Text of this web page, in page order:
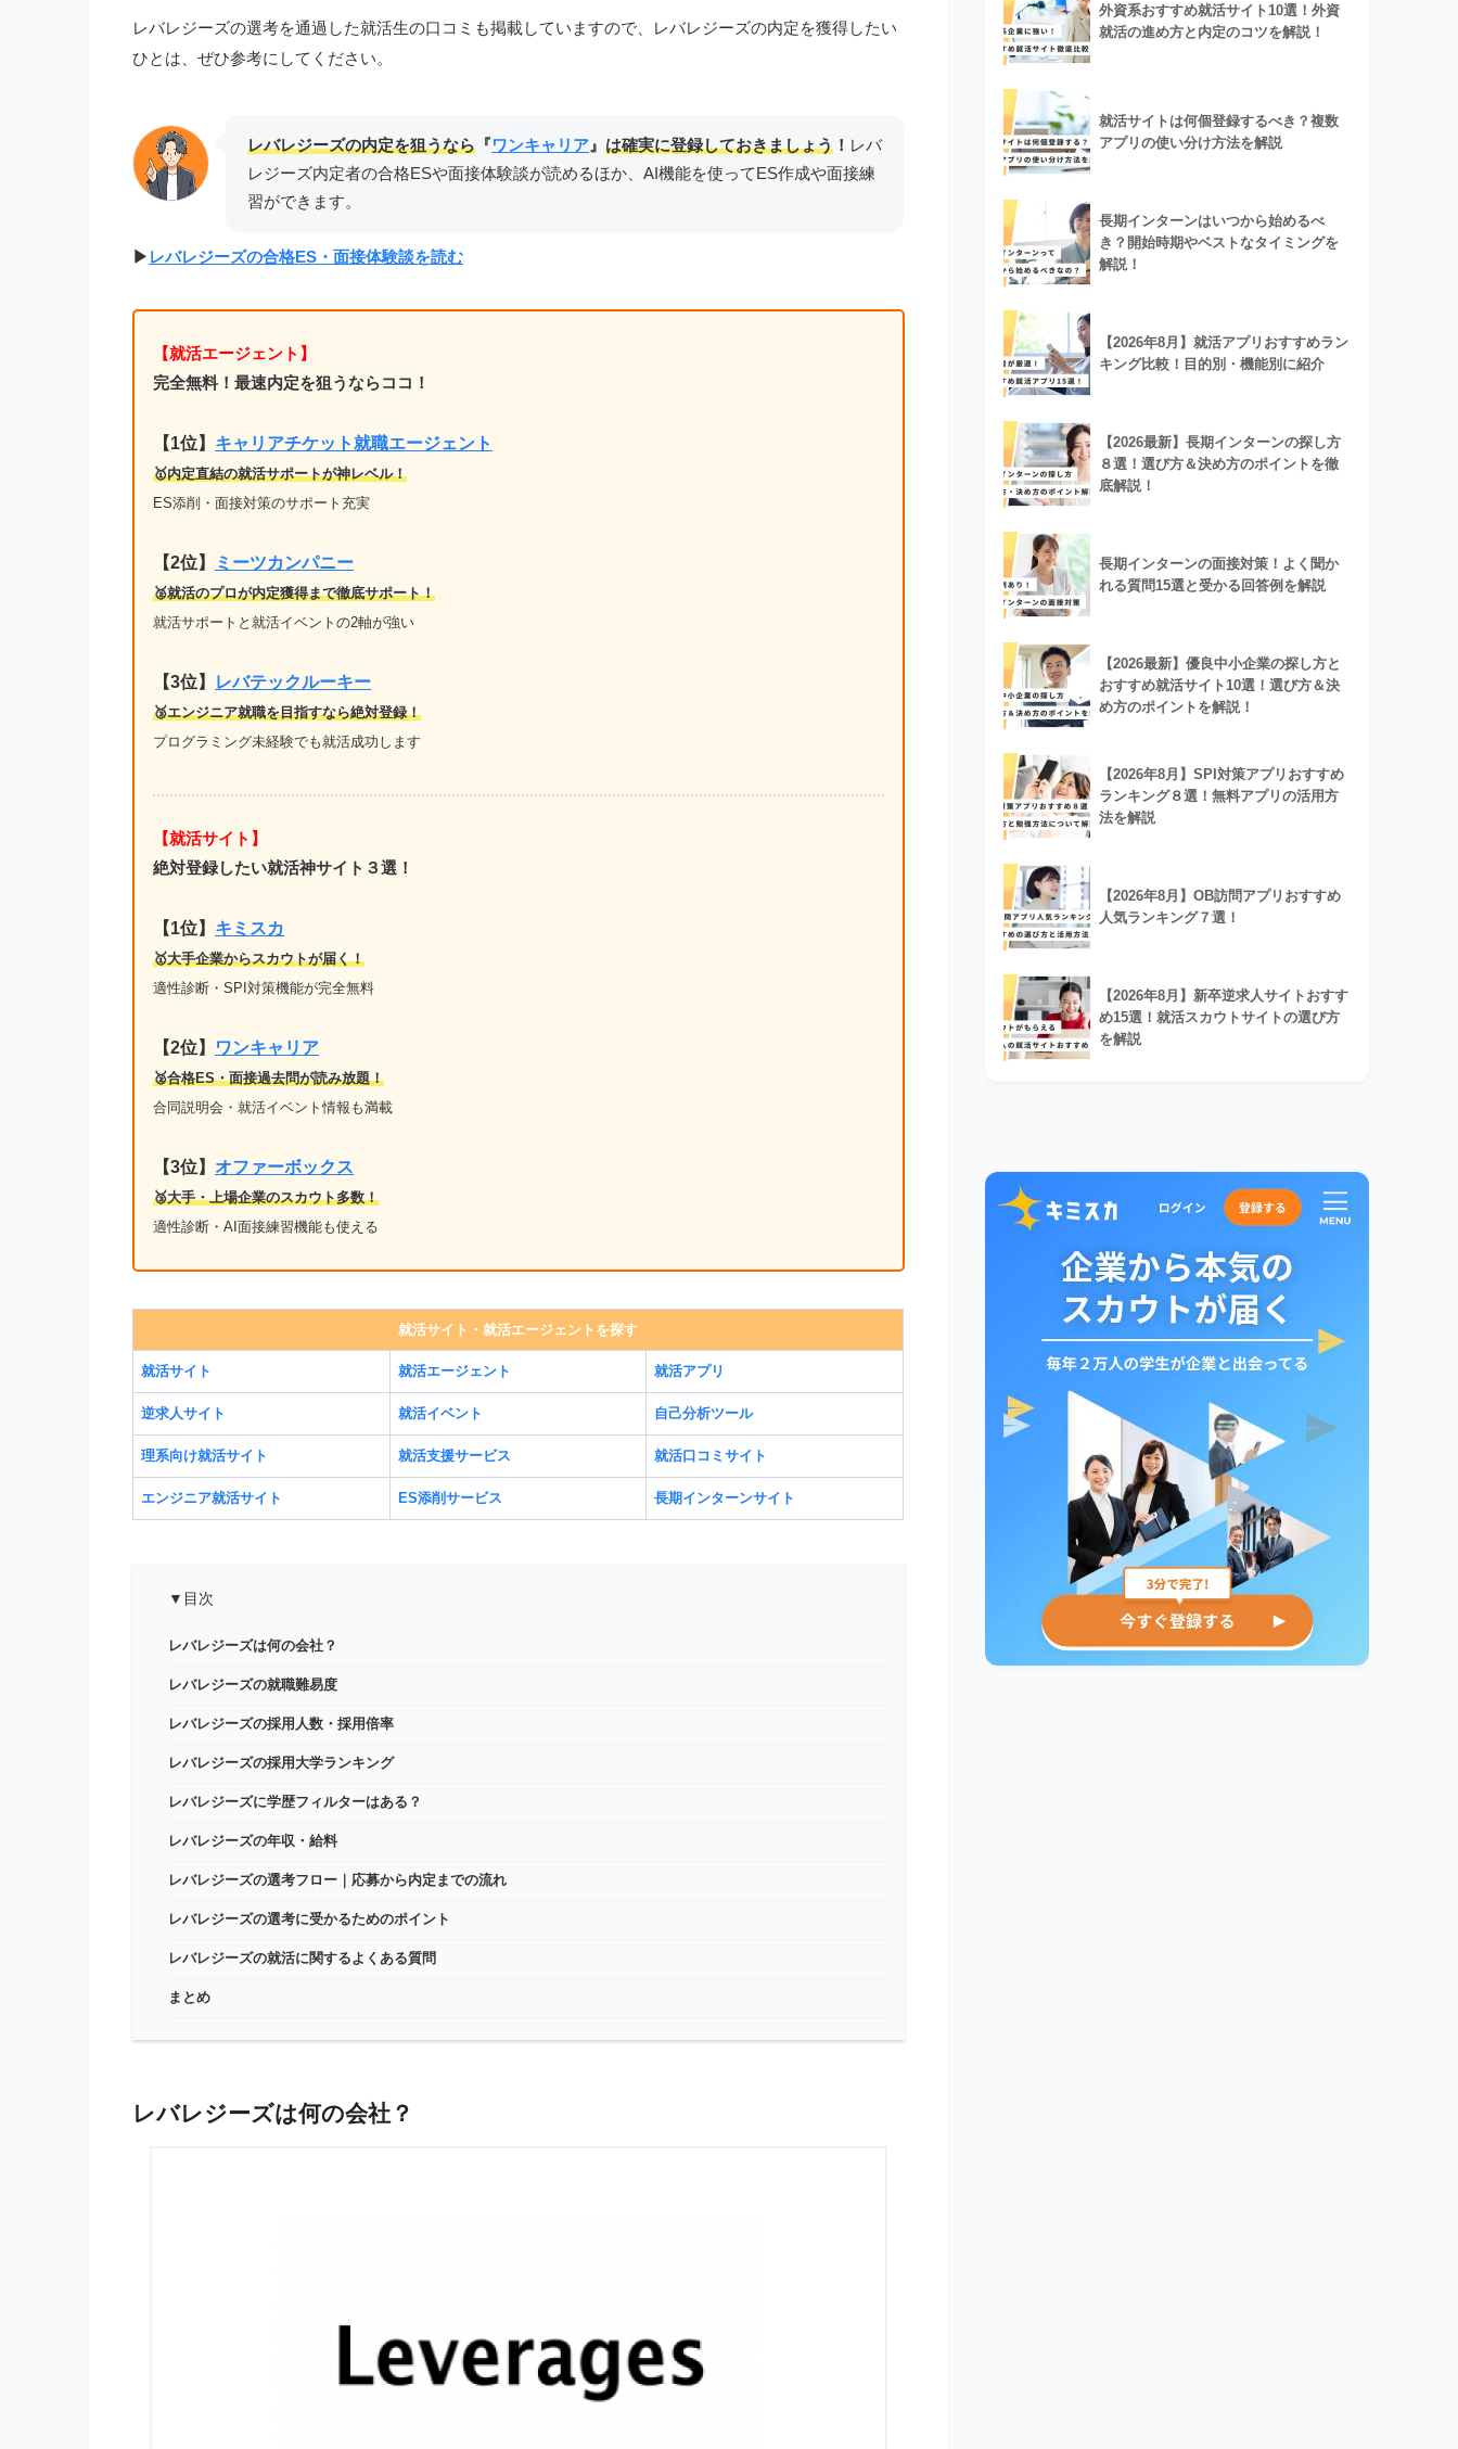
レバレジーズの選考を通過した就活生の口コミも掲載していますので、レバレジーズの内定を獲得したい
ひとは、ぜひ参考にしてください。
レバレジーズの内定を狙うなら 『ワンキャリア』 は確実に登録しておきましょう ！ レバ
レジーズ内定者の合格ESや面接体験談が読めるほか、AI機能を使ってES作成や面接練
習ができます。
▶︎ レバレジーズの合格ES・面接体験談を読む
【就活エージェント】
完全無料！最速内定を狙うならココ！
【1位】 キャリアチケット就職エージェント
🥇内定直結の就活サポートが神レベル！
ES添削・面接対策のサポート充実
【2位】 ミーツカンパニー
🥈就活のプロが内定獲得まで徹底サポート！
就活サポートと就活イベントの2軸が強い
【3位】 レバテックルーキー
🥉エンジニア就職を目指すなら絶対登録！
プログラミング未経験でも就活成功します
【就活サイト】
絶対登録したい就活神サイト３選！
【1位】 キミスカ
🥇大手企業からスカウトが届く！
適性診断・SPI対策機能が完全無料
【2位】 ワンキャリア
🥈合格ES・面接過去問が読み放題！
合同説明会・就活イベント情報も満載
【3位】 オファーボックス
🥉大手・上場企業のスカウト多数！
適性診断・AI面接練習機能も使える
就活サイト・就活エージェントを探す
就活サイト 就活エージェント 就活アプリ
逆求人サイト 就活イベント 自己分析ツール
理系向け就活サイト 就活支援サービス 就活口コミサイト
エンジニア就活サイト ES添削サービス 長期インターンサイト
▼目次
レバレジーズは何の会社？
レバレジーズの就職難易度
レバレジーズの採用人数・採用倍率
レバレジーズの採用大学ランキング
レバレジーズに学歴フィルターはある？
レバレジーズの年収・給料
レバレジーズの選考フロー｜応募から内定までの流れ
レバレジーズの選考に受かるためのポイント
レバレジーズの就活に関するよくある質問
まとめ
レバレジーズは何の会社？
外資系おすすめ就活サイト10選！外資
就活の進め方と内定のコツを解説！
就活サイトは何個登録するべき？複数
アプリの使い分け方法を解説
長期インターンはいつから始めるべ
き？開始時期やベストなタイミングを
解説！
【2026年8月】就活アプリおすすめラン
キング比較！目的別・機能別に紹介
【2026最新】長期インターンの探し方
８選！選び方＆決め方のポイントを徹
底解説！
長期インターンの面接対策！よく聞か
れる質問15選と受かる回答例を解説
【2026最新】優良中小企業の探し方と
おすすめ就活サイト10選！選び方＆決
め方のポイントを解説！
【2026年8月】SPI対策アプリおすすめ
ランキング８選！無料アプリの活用方
法を解説
【2026年8月】OB訪問アプリおすすめ
人気ランキング７選！
【2026年8月】新卒逆求人サイトおすす
め15選！就活スカウトサイトの選び方
を解説